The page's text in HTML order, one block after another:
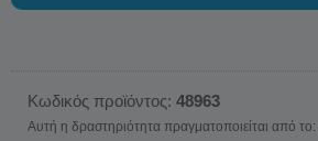
Κωδικός προϊόντος: 48963
Αυτή η δραστηριότητα πραγματοποιείται από το: